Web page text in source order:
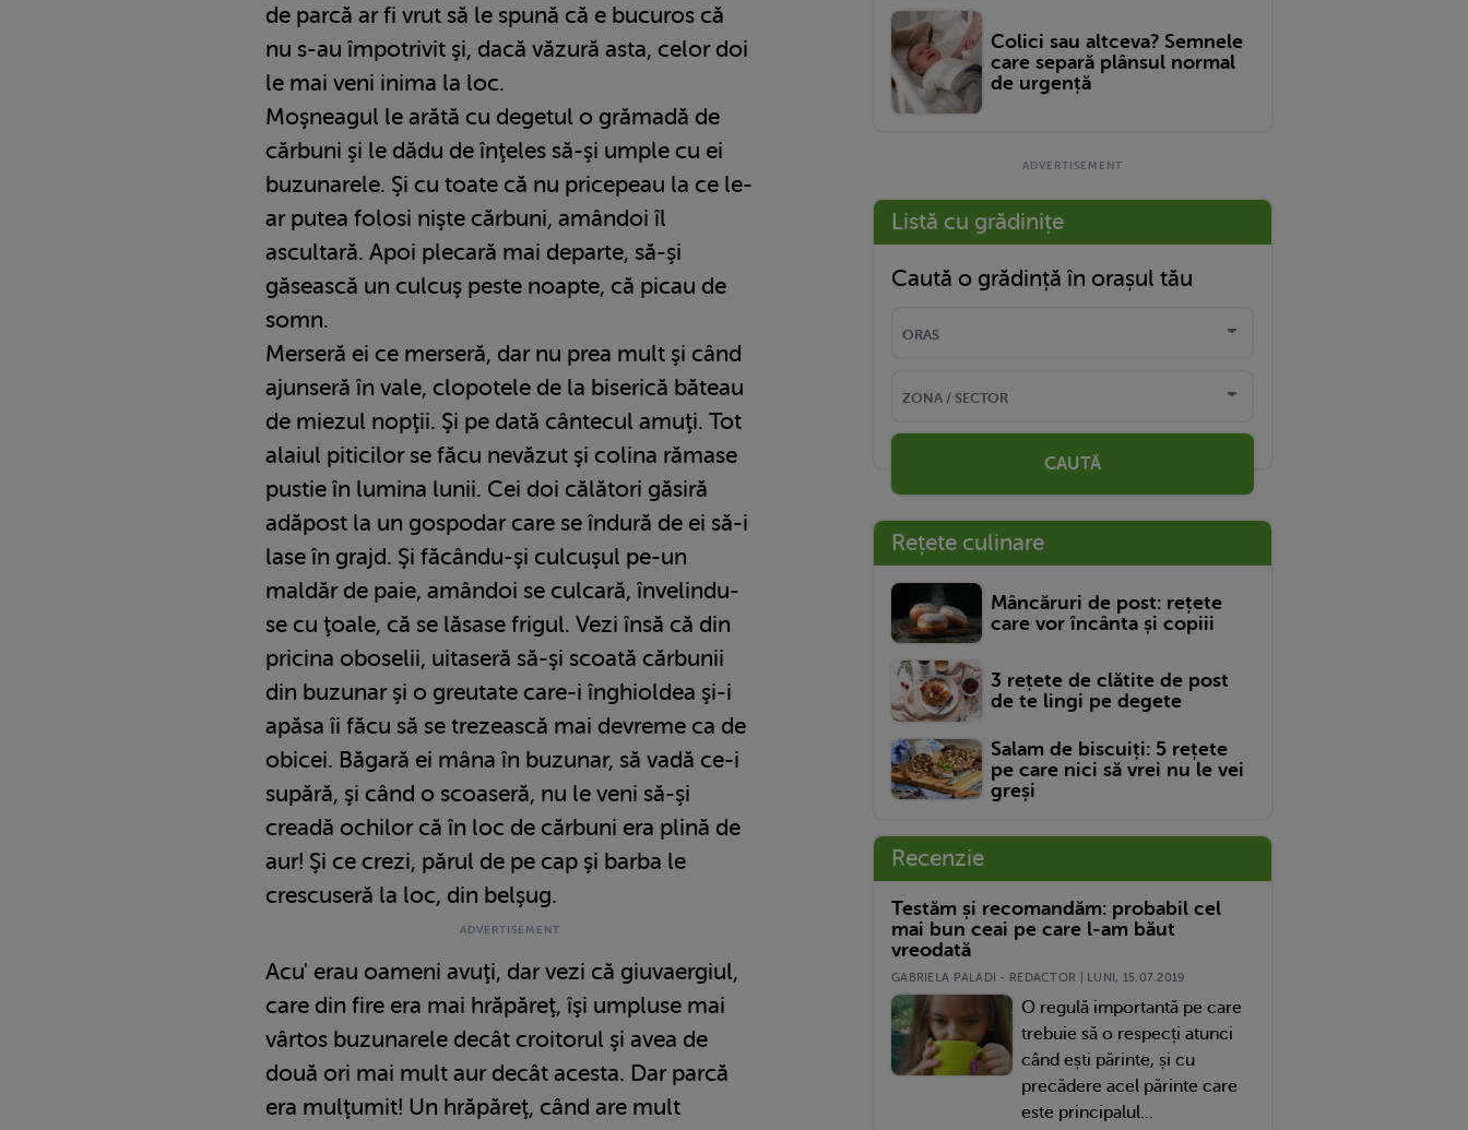
de parcă ar fi vrut să le spună că e bucuros că
nu s-au împotrivit şi, dacă văzură asta, celor doi
le mai veni inima la loc.
Moşneagul le arătă cu degetul o grămadă de
cărbuni şi le dădu de înţeles să-şi umple cu ei
buzunarele. Şi cu toate că nu pricepeau la ce le-
ar putea folosi nişte cărbuni, amândoi îl
ascultară. Apoi plecară mai departe, să-şi
găsească un culcuş peste noapte, că picau de
somn.
Merseră ei ce merseră, dar nu prea mult şi când
ajunseră în vale, clopotele de la biserică băteau
de miezul nopţii. Şi pe dată cântecul amuţi. Tot
alaiul piticilor se făcu nevăzut şi colina rămase
pustie în lumina lunii. Cei doi călători găsiră
adăpost la un gospodar care se îndură de ei să-i
lase în grajd. Şi făcându-şi culcuşul pe-un
maldăr de paie, amândoi se culcară, învelindu-
se cu ţoale, că se lăsase frigul. Vezi însă că din
pricina oboselii, uitaseră să-şi scoată cărbunii
din buzunar şi o greutate care-i înghioldea şi-i
apăsa îi făcu să se trezească mai devreme ca de
obicei. Băgară ei mâna în buzunar, să vadă ce-i
supără, şi când o scoaseră, nu le veni să-şi
creadă ochilor că în loc de cărbuni era plină de
aur! Şi ce crezi, părul de pe cap şi barba le
crescuseră la loc, din belşug.
Acu' erau oameni avuţi, dar vezi că giuvaergiul,
care din fire era mai hrăpăreţ, îşi umpluse mai
vârtos buzunarele decât croitorul şi avea de
două ori mai mult aur decât acesta. Dar parcă
era mulţumit! Un hrăpăreţ, când are mult
Colici sau altceva? Semnele
care separă plânsul normal
de urgență
Listă cu grădinițe
Caută o grădință în orașul tău
CAUTĂ
Rețete culinare
Mâncăruri de post: rețete
care vor încânta și copiii
3 rețete de clătite de post
de te lingi pe degete
Salam de biscuiți: 5 rețete
pe care nici să vrei nu le vei
greși
Recenzie
Testăm și recomandăm: probabil cel
mai bun ceai pe care l-am băut
vreodată
GABRIELA PALADI - REDACTOR | LUNI, 15.07.2019
O regulă importantă pe care
trebuie să o respecți atunci
când ești părinte, și cu
precădere acel părinte care
este principalul...